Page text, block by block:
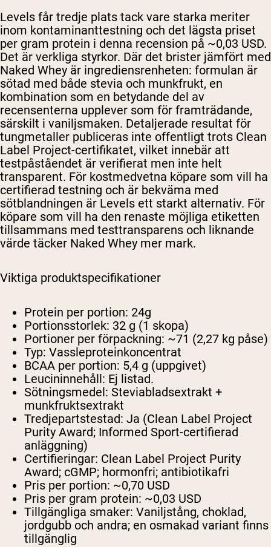
Levels får tredje plats tack vare starka meriter
inom kontaminanttestning och det lägsta priset
per gram protein i denna recension på ~0,03 USD.
Det är verkliga styrkor. Där det brister jämfört med
Naked Whey är ingrediensrenheten: formulan är
sötad med både stevia och munkfrukt, en
kombination som en betydande del av
recensenterna upplever som för framträdande,
särskilt i vaniljsmaken. Detaljerade resultat för
tungmetaller publiceras inte offentligt trots Clean
Label Project-certifikatet, vilket innebär att
testpåståendet är verifierat men inte helt
transparent. För kostmedvetna köpare som vill ha
certifierad testning och är bekväma med
sötblandningen är Levels ett starkt alternativ. För
köpare som vill ha den renaste möjliga etiketten
tillsammans med testtransparens och liknande
värde täcker Naked Whey mer mark.
Viktiga produktspecifikationer
Protein per portion: 24g
Portionsstorlek: 32 g (1 skopa)
Portioner per förpackning: ~71 (2,27 kg påse)
Typ: Vassleproteinkoncentrat
BCAA per portion: 5,4 g (uppgivet)
Leucininnehåll: Ej listad.
Sötningsmedel: Steviabladsextrakt +
munkfruktsextrakt
Tredjepartstestad: Ja (Clean Label Project
Purity Award; Informed Sport-certifierad
anläggning)
Certifieringar: Clean Label Project Purity
Award; cGMP; hormonfri; antibiotikafri
Pris per portion: ~0,70 USD
Pris per gram protein: ~0,03 USD
Tillgängliga smaker: Vaniljstång, choklad,
jordgubb och andra; en osmakad variant finns
tillgänglig